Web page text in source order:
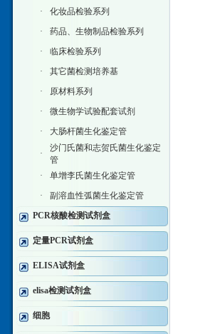
·
化妆品检验系列
·
药品、生物制品检验系列
·
临床检验系列
·
其它菌检测培养基
·
原材料系列
·
微生物学试验配套试剂
·
大肠杆菌生化鉴定管
·
沙门氏菌和志贺氏菌生化鉴定
管
·
单增李氏菌生化鉴定管
·
副溶血性弧菌生化鉴定管
PCR核酸检测试剂盒
定量PCR试剂盒
ELISA试剂盒
elisa检测试剂盒
细胞